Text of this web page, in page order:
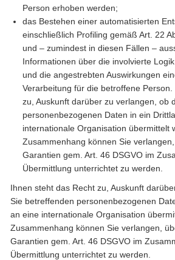
Person erhoben werden;
das Bestehen einer automatisierten
einschließlich Profiling gemäß Art. 22
und – zumindest in diesen Fällen –
Informationen über die involvierte
und die angestrebten Auswirkungen
Verarbeitung für die betroffene
zu, Auskunft darüber zu verlangen, ob
personenbezogenen Daten in ein
internationale Organisation übermittelt
Zusammenhang können Sie
Garantien gem. Art. 46 DSGVO im
Übermittlung unterrichtet zu werden.
Ihnen steht das Recht zu, Auskunft
Sie betreffenden personenbezogenen
an eine internationale Organisation
Zusammenhang können Sie verlangen,
Garantien gem. Art. 46 DSGVO im
Übermittlung unterrichtet zu werden.